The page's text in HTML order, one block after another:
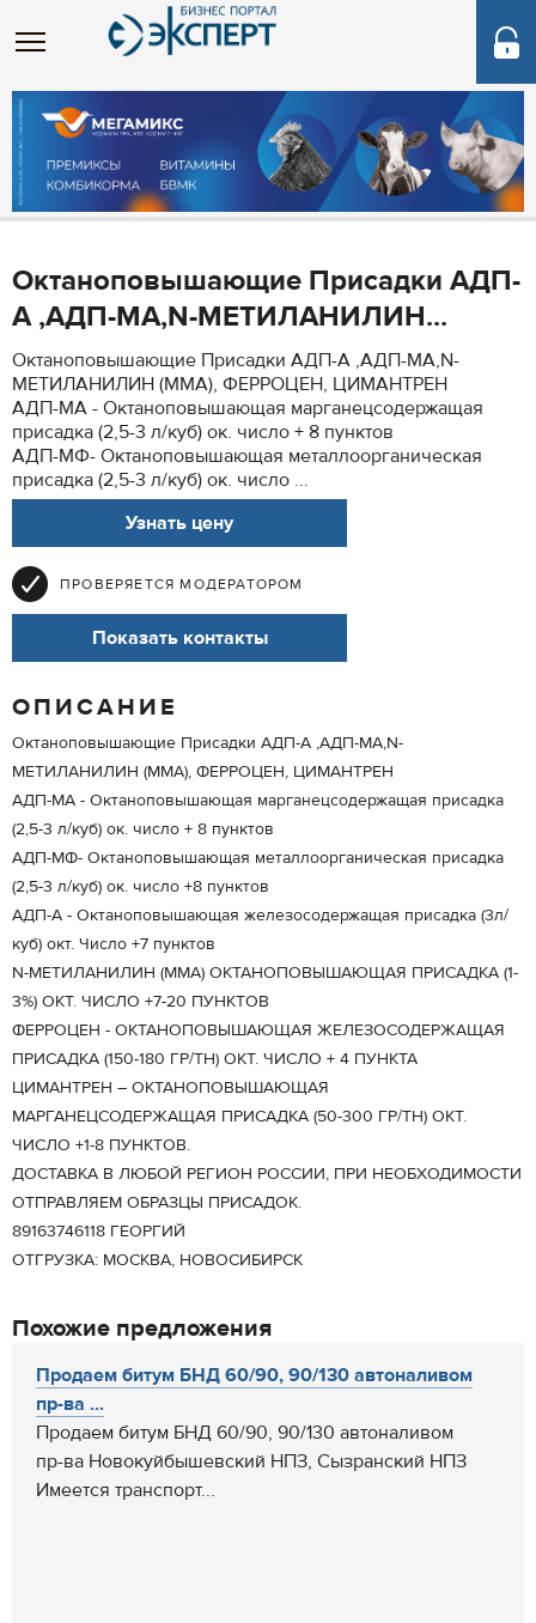
Октаноповышающие Присадки АДП-
А ,АДП-МА,N-МЕТИЛАНИЛИН...
Октаноповышающие Присадки АДП-А ,АДП-МА,N-
МЕТИЛАНИЛИН (ММА), ФЕРРОЦЕН, ЦИМАНТРЕН
АДП-МА - Октаноповышающая марганецсодержащая
присадка (2,5-3 л/куб) ок. число + 8 пунктов
АДП-МФ- Октаноповышающая металлоорганическая
присадка (2,5-3 л/куб) ок. число ...
Узнать цену
ПРОВЕРЯЕТСЯ МОДЕРАТОРОМ
Показать контакты
ОПИСАНИЕ
Октаноповышающие Присадки АДП-А ,АДП-МА,N-
МЕТИЛАНИЛИН (ММА), ФЕРРОЦЕН, ЦИМАНТРЕН
АДП-МА - Октаноповышающая марганецсодержащая присадка
(2,5-3 л/куб) ок. число + 8 пунктов
АДП-МФ- Октаноповышающая металлоорганическая присадка
(2,5-3 л/куб) ок. число +8 пунктов
АДП-А - Октаноповышающая железосодержащая присадка (3л/
куб) окт. Число +7 пунктов
N-МЕТИЛАНИЛИН (ММА) ОКТАНОПОВЫШАЮЩАЯ ПРИСАДКА (1-
3%) ОКТ. ЧИСЛО +7-20 ПУНКТОВ
ФЕРРОЦЕН - ОКТАНОПОВЫШАЮЩАЯ ЖЕЛЕЗОСОДЕРЖАЩАЯ
ПРИСАДКА (150-180 ГР/ТН) ОКТ. ЧИСЛО + 4 ПУНКТА
ЦИМАНТРЕН – ОКТАНОПОВЫШАЮЩАЯ
МАРГАНЕЦСОДЕРЖАЩАЯ ПРИСАДКА (50-300 ГР/ТН) ОКТ.
ЧИСЛО +1-8 ПУНКТОВ.
ДОСТАВКА В ЛЮБОЙ РЕГИОН РОССИИ, ПРИ НЕОБХОДИМОСТИ
ОТПРАВЛЯЕМ ОБРАЗЦЫ ПРИСАДОК.
89163746118 ГЕОРГИЙ
ОТГРУЗКА: МОСКВА, НОВОСИБИРСК
Похожие предложения
Продаем битум БНД 60/90, 90/130 автоналивом
пр-ва ...
Продаем битум БНД 60/90, 90/130 автоналивом
пр-ва Новокуйбышевский НПЗ, Сызранский НПЗ
Имеется транспорт...